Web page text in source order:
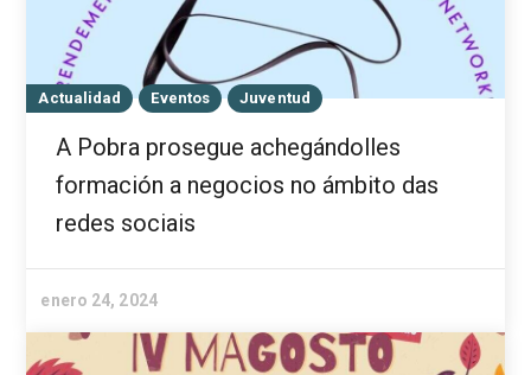
Actualidad Eventos Juventud
A Pobra prosegue achegándolles
formación a negocios no ámbito das
redes sociais
enero 24, 2024